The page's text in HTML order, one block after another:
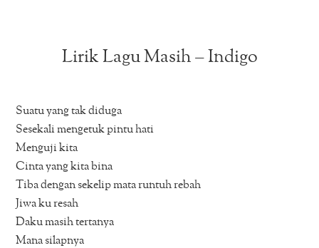
Lirik Lagu Masih – Indigo
Suatu yang tak diduga
Sesekali mengetuk pintu hati
Menguji kita
Cinta yang kita bina
Tiba dengan sekelip mata runtuh rebah
Jiwa ku resah
Daku masih tertanya
Mana silapnya